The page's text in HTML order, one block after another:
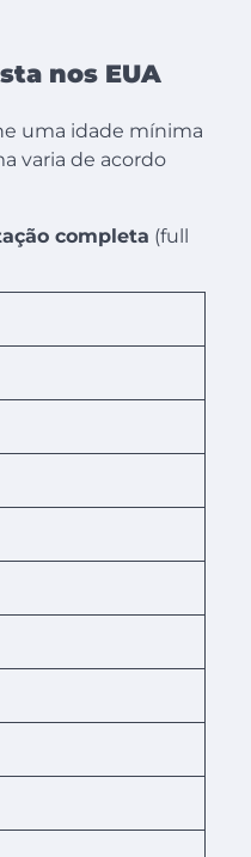
nos EUA
uma idade mínima
varia de acordo
completa (full